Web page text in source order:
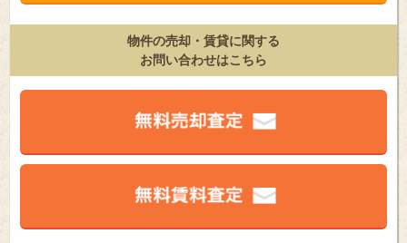
物件の売却・賃貸に関する
お問い合わせはこちら